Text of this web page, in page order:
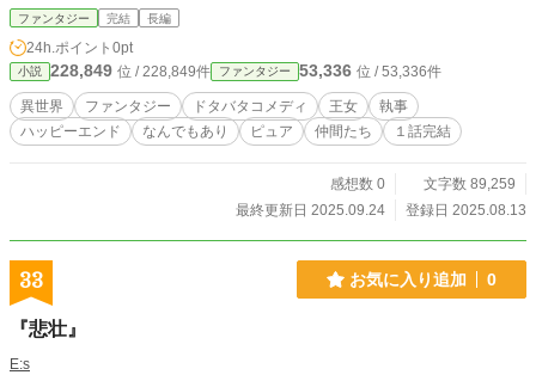
そしてクセの強すぎる仲間たち。 笑ってドキドキして、最後
界コメディ、開幕です！
ファンタジー 完結 長編
24h.ポイント 0pt
小説 228,849 位 / 228,849件 ファンタジー 53,336 位 / 53,336件
異世界 ファンタジー ドタバタコメディ 王女
執事
ハッピーエンド
なんでもあり ピュア 仲間たち １話完結
感想数 0
文字数 89,259
最終更新日 2025.09.24
登録日 2025.08.13
33 お気に入り追加 0
『悲壮』
E:s